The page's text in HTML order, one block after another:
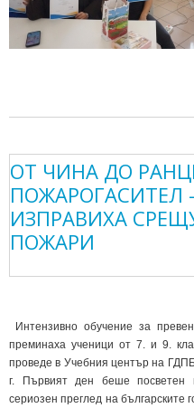
ОТ ЧИНА ДО
ПОЖАРОГАСИТЕЛ
ИЗПРАВИХА
ПОЖАРИ
Интензивно обучение за
преминаха ученици от 7. и 9.
проведе в Учебния център на
г. Първият ден беше посветен
сериозен преглед на българските